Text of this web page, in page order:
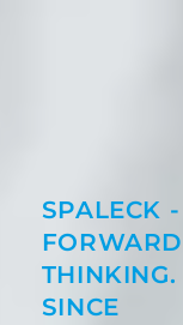
SPALECK -
FORWARD
THINKING.
SINCE